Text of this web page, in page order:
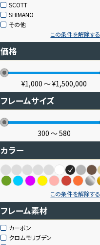
SCOTT
SHIMANO
その他
この条件を解除する
価格
¥1,000 〜¥1,500,000
フレームサイズ
300 〜580
カラー
この条件を解除する
フレーム素材
カーボン
クロムモリブデン